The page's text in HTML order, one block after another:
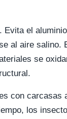
el
al aire salino.
se
con carcasas
los